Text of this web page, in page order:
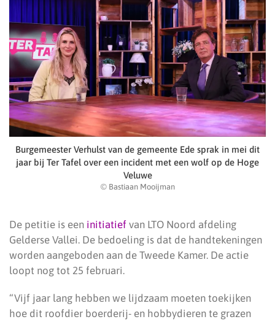
Burgemeester Verhulst van de gemeente Ede sprak in mei dit
jaar bij Ter Tafel over een incident met een wolf op de Hoge
Veluwe
© Bastiaan Mooijman
De petitie is een initiatief van LTO Noord afdeling
Gelderse Vallei. De bedoeling is dat de handtekeningen
worden aangeboden aan de Tweede Kamer. De actie
loopt nog tot 25 februari.
“Vijf jaar lang hebben we lijdzaam moeten toekijken
hoe dit roofdier boerderij- en hobbydieren te grazen